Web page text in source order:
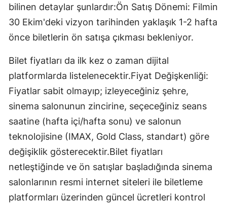
bilinen detaylar şunlardır:Ön Satış Dönemi: Filmin
30 Ekim'deki vizyon tarihinden yaklaşık 1-2 hafta
önce biletlerin ön satışa çıkması bekleniyor.
Bilet fiyatları da ilk kez o zaman dijital
platformlarda listelenecektir.Fiyat Değişkenliği:
Fiyatlar sabit olmayıp; izleyeceğiniz şehre,
sinema salonunun zincirine, seçeceğiniz seans
saatine (hafta içi/hafta sonu) ve salonun
teknolojisine (IMAX, Gold Class, standart) göre
değişiklik gösterecektir.Bilet fiyatları
netleştiğinde ve ön satışlar başladığında sinema
salonlarının resmi internet siteleri ile biletleme
platformları üzerinden güncel ücretleri kontrol